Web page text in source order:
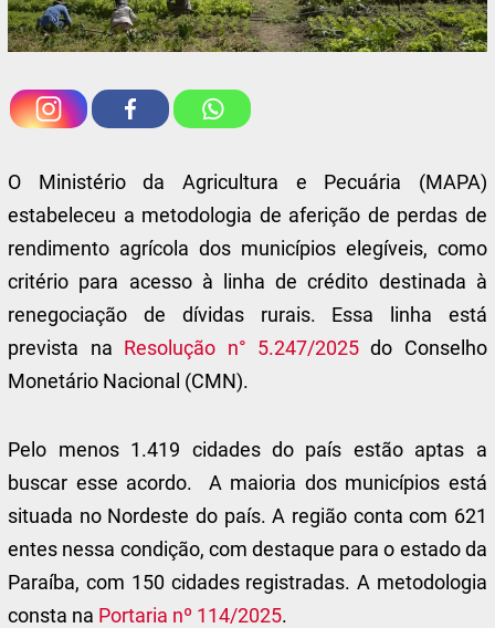
O Ministério da Agricultura e Pecuária (MAPA)
estabeleceu a metodologia de aferição de perdas de
rendimento agrícola dos municípios elegíveis, como
critério para acesso à linha de crédito destinada à
renegociação de dívidas rurais. Essa linha está
prevista na Resolução n° 5.247/2025 do Conselho
Monetário Nacional (CMN).
Pelo menos 1.419 cidades do país estão aptas a
buscar esse acordo. A maioria dos municípios está
situada no Nordeste do país. A região conta com 621
entes nessa condição, com destaque para o estado da
Paraíba, com 150 cidades registradas. A metodologia
consta na Portaria nº 114/2025.